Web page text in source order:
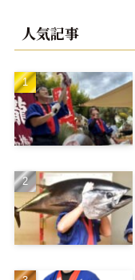
人気記事